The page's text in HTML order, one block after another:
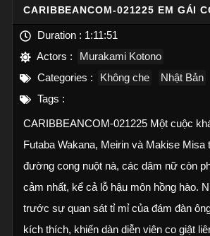
CARIBBEANCOM-021225 EM GÁI
Duration : 1:11:51
Actors :
Murakami Kotono
Categories :
Không che
Nhật Bản
Tags :
CARIBBEANCOM-021225 Một cuộc
Futaba Wakana, Meirin và Makise
đường cong nuột nà, các dâm nữ còn
cảm nhất, kể cả lỗ hậu môn hồng hào.
trước sự quan sát tỉ mỉ của đám đàn
kích thích, khiến dàn diễn viên co giật